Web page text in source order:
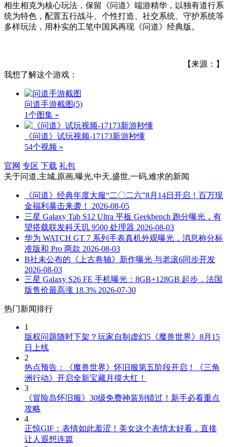
相生相克为核心玩法，保留《问道》端游精华，以独有道行系
统为特色，配置五行战斗、个性打造、社交系统、守护系统等
多样玩法，用朴实的工笔中国风再现《问道》经典版。
【来源：】
我想了解这个游戏：
问道手游截图(5)
1个图集 »
《问道》试玩视频-17173新游秒懂
54个视频 »
官网 专区 下载 礼包
关于问道,主城,原画,曝光,中天,盛世,一码,难求的新闻
《问道》经典年度大服“二〇二六”8月14日开启！百万现
金福利暴击来袭！
2026-08-05
三星 Galaxy Tab S12 Ultra 平板 Geekbench 跑分曝光，有
望搭载联发科天玑 9500 处理器 2026-08-03
华为 WATCH GT 7 系列手表真机外观曝光，消息称分标
准版和 Pro 两款 2026-08-03
B社未公布的《上古卷轴》新作曝光 与老滚6同步开发
2026-08-03
三星 Galaxy S26 FE 手机曝光：8GB+128GB 起步，法国
版售价最高涨 18.3% 2026-07-30
热门新闻排行
1
版权问题随时下架？玩家自制虚幻5《魔兽世界》8月15
日上线
2
热点预告：《魔兽世界》怀旧服第五阶段开启！《三角
洲行动》开启全新宝藏月摸大红！
3
《冒险岛怀旧服》30级免费神装别错过！新手必看重点
攻略
4
正惊GIF：表情如此羞涩！美女这个表情太好看，直接
让人遐想连篇